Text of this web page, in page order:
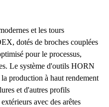
et les tours
dotés de broches couplées
pour le processus,
Le système d'outils HORN
production à haut rendement
et d'autres profils
avec des arêtes